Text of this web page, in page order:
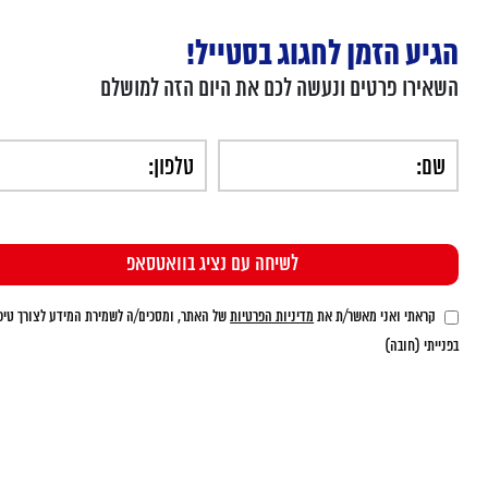
הגיע הזמן לחגוג בסטייל!
השאירו פרטים ונעשה לכם את היום הזה למושלם
קראתי ואני מאשר/ת את מדיניות הפרטיותשל האתר, ומסכים/ה לשמירת המידע לצורך
בפנייתי (חובה)